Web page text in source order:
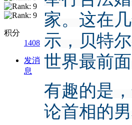
积分
1408
发消
息
家。这在
示，贝特
世界最前面
有趣的是
论首相的